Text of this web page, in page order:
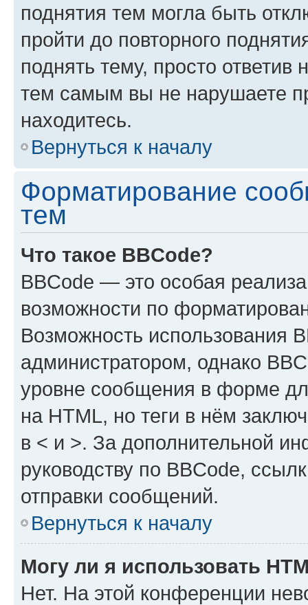
поднятия тем могла быть
пройти до повторного
поднять тему, просто ответив
тем самым вы не нарушаете
находитесь.
Вернуться к началу
Форматирование
тем
Что такое BBCode?
BBCode — это особая
возможности по
Возможность использования
администратором, однако
уровне сообщения в форме
на HTML, но теги в нём
в < и >. За дополнительной
руководству по BBCode,
отправки сообщений.
Вернуться к началу
Могу ли я использовать
Нет. На этой конференции